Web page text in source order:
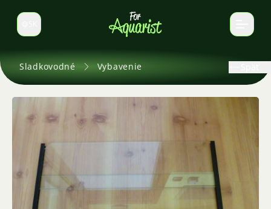
Prepnúť jazyk
Sladkovodné Vybavenie